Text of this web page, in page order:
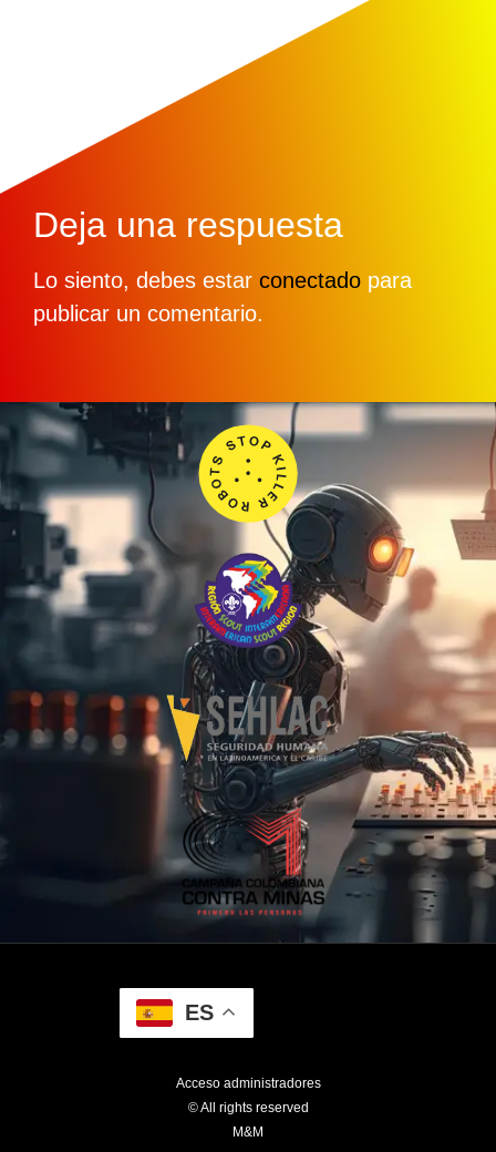
Deja una respuesta
Lo siento, debes estar conectado para
publicar un comentario.
ES
Acceso administradores
© All rights reserved
M&M